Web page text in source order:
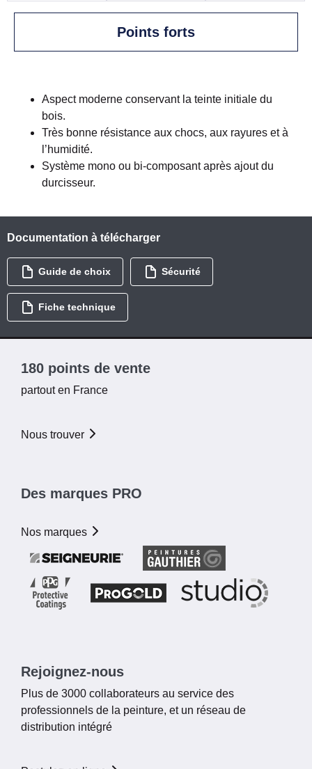
Points forts
Aspect moderne conservant la teinte initiale du
bois.
Très bonne résistance aux chocs, aux rayures et à
l’humidité.
Système mono ou bi-composant après ajout du
durcisseur.
Documentation à télécharger
Guide de choix Sécurité
Fiche technique
180 points de vente
partout en France
Nous trouver
Des marques PRO
Nos marques
Rejoignez-nous
Plus de 3000 collaborateurs au service des
professionnels de la peinture, et un réseau de
distribution intégré